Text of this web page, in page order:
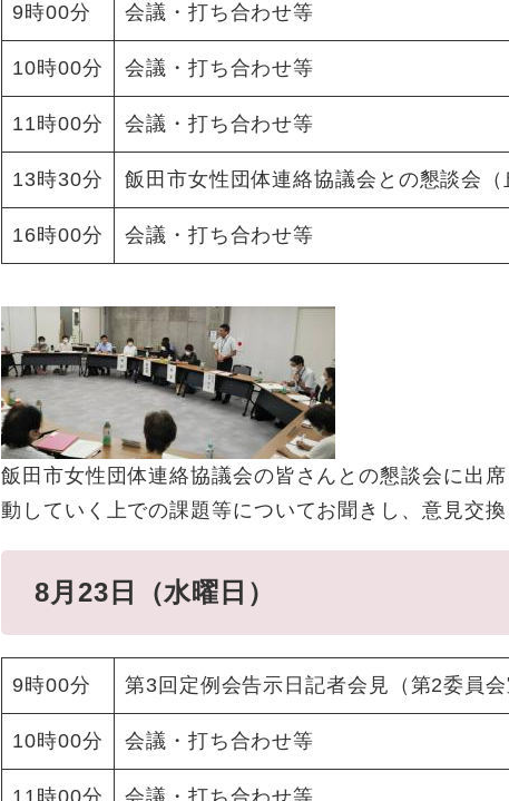
9時00分 会議・打ち合わせ等
10時00分 会議・打ち合わせ等
11時00分 会議・打ち合わせ等
13時30分 飯田市女性団体連絡協議会との懇談会（
16時00分 会議・打ち合わせ等
飯田市女性団体連絡協議会の皆さんとの懇談会に出
動していく上での課題等についてお聞きし、意見交換
8月23日（水曜日）
9時00分 第3回定例会告示日記者会見（第2委員会
10時00分 会議・打ち合わせ等
11時00分 会議・打ち合わせ等